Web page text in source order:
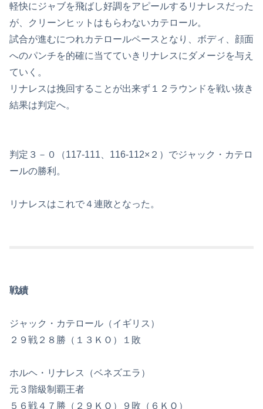
軽快にジャブを飛ばし好調をアピールするリナレスだった
が、クリーンヒットはもらわないカテロール。
試合が進むにつれカテロールペースとなり、ボディ、顔面
へのパンチを的確に当てていきリナレスにダメージを与え
ていく。
リナレスは挽回することが出来ず１２ラウンドを戦い抜き
結果は判定へ。
判定３－０（117-111、116-112×２）でジャック・カテロ
ールの勝利。
リナレスはこれで４連敗となった。
戦績
ジャック・カテロール（イギリス）
２９戦２８勝（１３ＫＯ）１敗
ホルヘ・リナレス（ベネズエラ）
元３階級制覇王者
５６戦４７勝（２９ＫＯ）９敗（６ＫＯ）